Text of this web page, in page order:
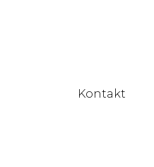
Kontakt